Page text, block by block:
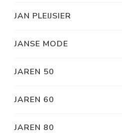
JAN PLEIJSIER
JANSE MODE
JAREN 50
JAREN 60
JAREN 80